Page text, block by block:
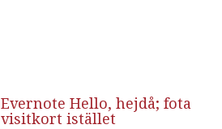
Evernote Hello, hejdå; fota
visitkort istället